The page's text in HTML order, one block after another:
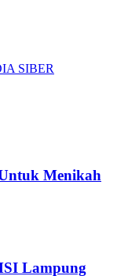
SIBER
Menikah
Lampung